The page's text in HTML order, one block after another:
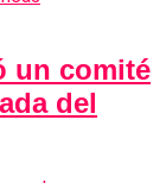
un comité
del